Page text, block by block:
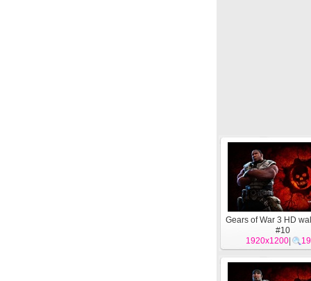
Gears of War 3 HD
#10
1920x1200